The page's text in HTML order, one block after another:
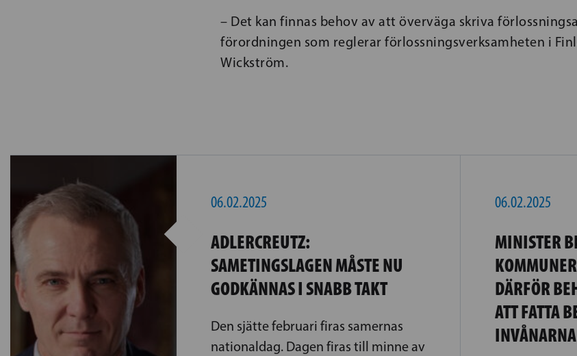
– Det kan finnas behov av att överväga skriva
förordningen som reglerar förlossningsverksamheten i
Wickström.
06.02.2025
ADLERCREUTZ:
SAMETINGSLAGEN MÅSTE NU
GODKÄNNAS I SNABB TAKT
Den sjätte februari firas samernas
nationaldag. Dagen firas till minne av
06.02.2025
MINISTER
DÄRFÖR
ATT FATTA
INVÅNARNA